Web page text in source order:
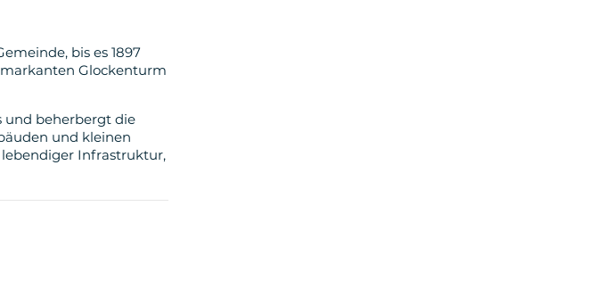
bis es 1897
Glockenturm
und beherbergt die
und kleinen
lebendiger Infrastruktur,